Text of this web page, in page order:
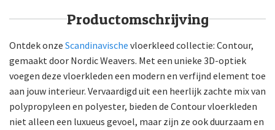
Productomschrijving
Ontdek onze Scandinavische vloerkleed collectie: Contour,
gemaakt door Nordic Weavers. Met een unieke 3D-optiek
voegen deze vloerkleden een modern en verfijnd element toe
aan jouw interieur. Vervaardigd uit een heerlijk zachte mix van
polypropyleen en polyester, bieden de Contour vloerkleden
niet alleen een luxueus gevoel, maar zijn ze ook duurzaam en